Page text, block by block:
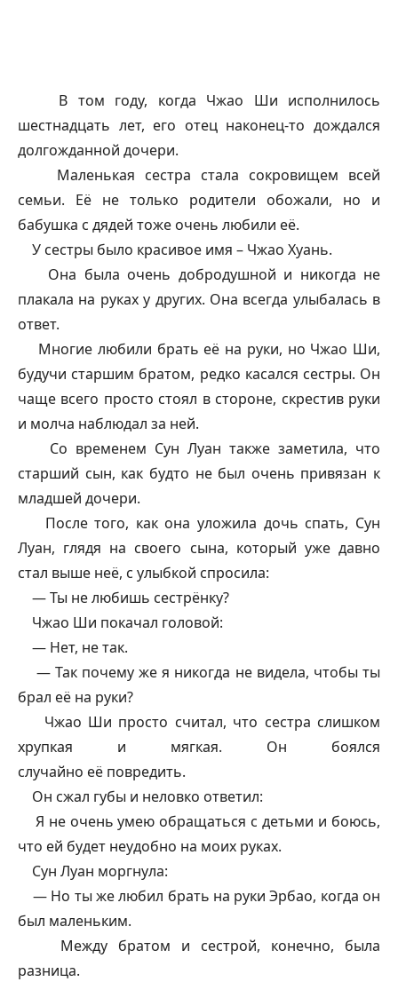
В том году, когда Чжао Ши исполнилось
шестнадцать лет, его отец наконец-то дождался
долгожданной дочери.
Маленькая сестра стала сокровищем всей
семьи. Её не только родители обожали, но и
бабушка с дядей тоже очень любили её.
У сестры было красивое имя – Чжао Хуань.
Она была очень добродушной и никогда не
плакала на руках у других. Она всегда улыбалась в
ответ.
Многие любили брать её на руки, но Чжао Ши,
будучи старшим братом, редко касался сестры. Он
чаще всего просто стоял в стороне, скрестив руки
и молча наблюдал за ней.
Со временем Сун Луан также заметила, что
старший сын, как будто не был очень привязан к
младшей дочери.
После того, как она уложила дочь спать, Сун
Луан, глядя на своего сына, который уже давно
стал выше неё, с улыбкой спросила:
—Ты не любишь сестрёнку?
Чжао Ши покачал головой:
— Нет, не так.
— Так почему же я никогда не видела, чтобы ты
брал её на руки?
Чжао Ши просто считал, что сестра слишком
хрупкая и мягкая. Он боялся
случайно её повредить.
Он сжал губы и неловко ответил:
Я не очень умею обращаться с детьми и боюсь,
что ей будет неудобно на моих руках.
Сун Луан моргнула:
— Но ты же любил брать на руки Эрбао, когда он
был маленьким.
Между братом и сестрой, конечно, была
разница.